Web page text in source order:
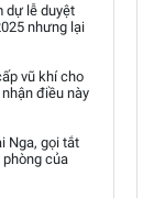
dự lễ duyệt
nhưng lại
vũ khí cho
điều này
Nga, gọi tắt
phòng của